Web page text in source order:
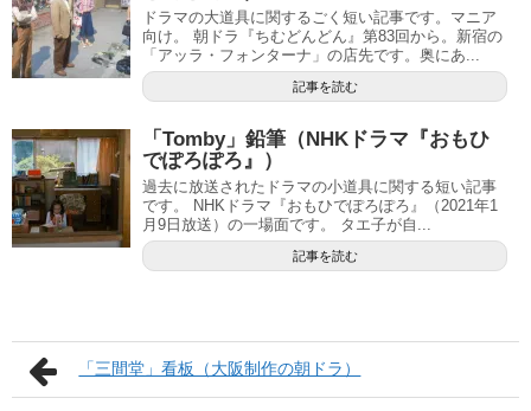
ドラマの大道具に関するごく短い記事です。マニア
向け。 朝ドラ『ちむどんどん』第83回から。新宿の
「アッラ・フォンターナ」の店先です。奥にあ...
記事を読む
「Tomby」鉛筆（NHKドラマ『おもひ
でぽろぽろ』）
過去に放送されたドラマの小道具に関する短い記事
です。 NHKドラマ『おもひでぽろぽろ』（2021年1
月9日放送）の一場面です。 タエ子が自...
記事を読む
「三間堂」看板（大阪制作の朝ドラ）